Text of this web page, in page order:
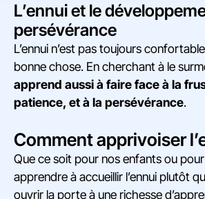
L’ennui et le
persévérance
L’ennui n’est pas toujours
bonne chose. En cherchant à le
apprend aussi à faire face à la
patience, et à la persévérance.
Comment apprivoiser
Que ce soit pour nos enfants ou
apprendre à accueillir l’ennui plutôt
ouvrir la porte à une richesse